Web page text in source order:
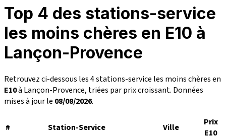
Top 4 des stations-service
les moins chères en E10 à
Lançon-Provence
Retrouvez ci-dessous les 4 stations-service les moins chères en
E10à Lançon-Provence, triées par prix croissant. Données
mises à jour le 08/08/2026.
# Station-Service Ville
Prix
E10